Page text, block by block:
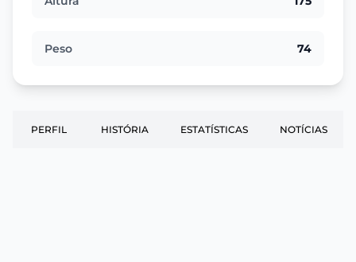
Peso 74
PERFIL HISTÓRIA ESTATÍSTICAS NOTÍCIAS